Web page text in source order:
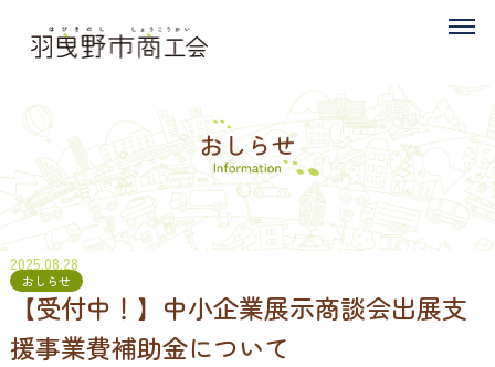
2025.08.28
おしらせ
【受付中！】中小企業展示商談会出展支
援事業費補助金について